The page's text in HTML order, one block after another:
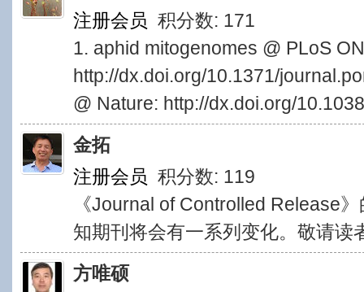
注册会员 积分数: 171
1. aphid mitogenomes @ PLoS
http://dx.doi.org/10.1371/
@ Nature: http://dx.doi.org/
金拓
注册会员 积分数: 119
《Journal of Controlled Release
知期刊将会有一系列变化。敬请读
方唯硕